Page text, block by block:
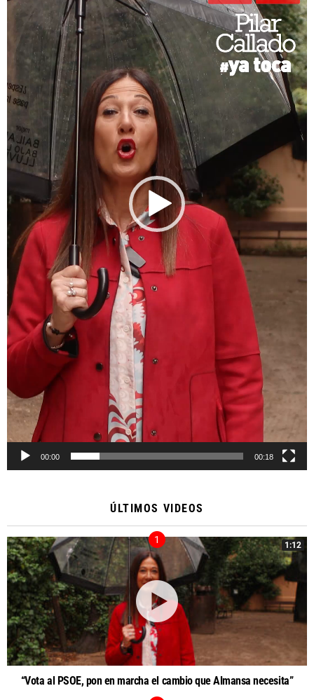
00:00 00:18
ÚLTIMOS VIDEOS
1:12
“Vota al PSOE, pon en marcha el cambio que Almansa necesita”